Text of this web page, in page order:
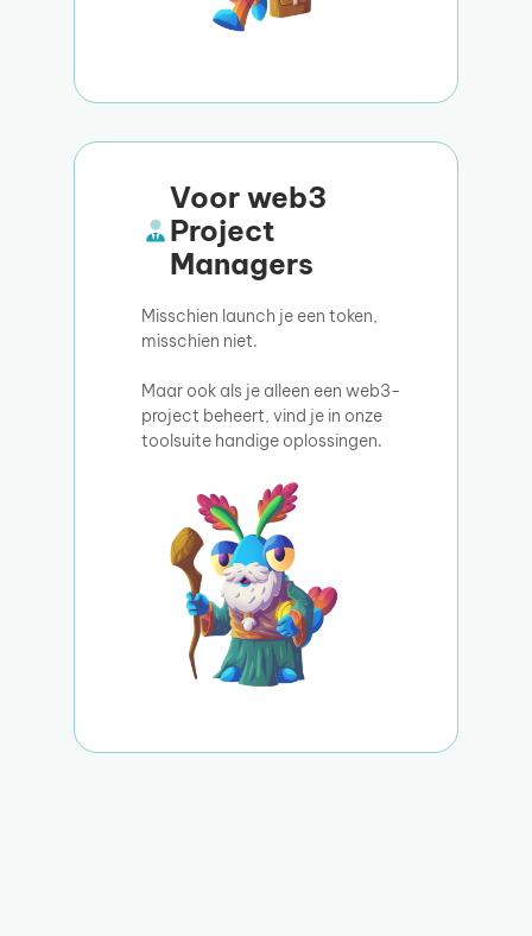
Voor web3
Project
Managers
Misschien launch je een token,
misschien niet.
Maar ook als je alleen een web3-
project beheert, vind je in onze
toolsuite handige oplossingen.